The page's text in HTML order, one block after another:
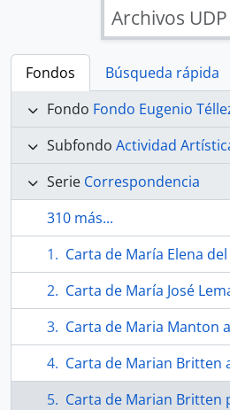
Archivos UDP
Fondos
Búsqueda rápida
Fondo Fondo Eugenio
Subfondo Actividad
Serie Correspondencia
310 más...
Carta de María Elena del
Carta de María José
Carta de Maria Manton
Carta de Marian Britten
Carta de Marian Britten